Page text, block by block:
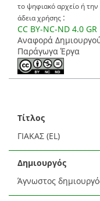
το ψηφιακό αρχείο ή
άδεια χρήσης :
CC BY-NC-ND 4.0 GR
Αναφορά
Παράγωγα Έργα
Τίτλος
ΓΙΑΚΑΣ (EL)
Δημιουργός
Άγνωστος